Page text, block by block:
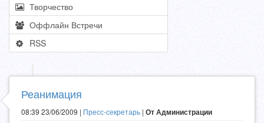
Творчество
Оффлайн Встречи
RSS
Реанимация
08:39 23/06/2009 | Пресс-секретарь | От Администрации